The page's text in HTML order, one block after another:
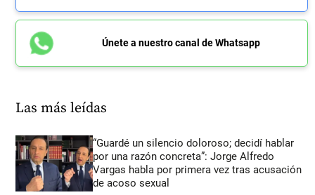
Únete a nuestro canal de Whatsapp
Las más leídas
“Guardé un silencio doloroso; decidí hablar
por una razón concreta”: Jorge Alfredo
Vargas habla por primera vez tras acusación
de acoso sexual